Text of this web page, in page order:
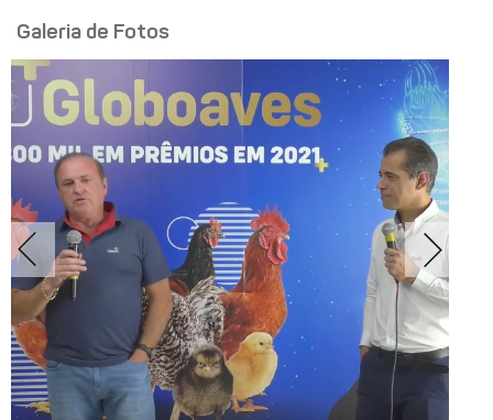
Galeria de Fotos